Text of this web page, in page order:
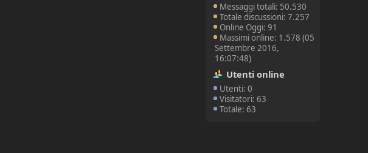
Messaggi totali: 50.530
Totale discussioni: 7.257
Online Oggi: 91
Massimi online: 1.578 (05
Settembre 2016,
16:07:48)
Utenti online
Utenti: 0
Visitatori: 63
Totale: 63